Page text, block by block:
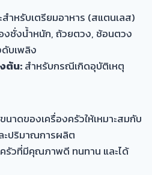
สำหรับเตรียมอาหาร (สแตนเลส)
งชั่งน้ำหนัก, ถ้วยตวง, ช้อนตวง
บเพลิง
ต้น:สำหรับกรณีเกิดอุบัติเหตุ
นาดของเครื่องครัวให้เหมาะสมกับ
ะปริมาณการผลิต
ครัวที่มีคุณภาพดี ทนทาน และได้